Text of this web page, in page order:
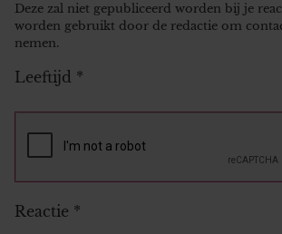
Deze zal niet gepubliceerd worden bij je
worden gebruikt door de redactie om
nemen.
Leeftijd *
Reactie *